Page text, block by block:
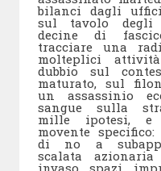
bilanci dagli
sul tavolo degli
decine di
tracciare una
molteplici
dubbio sul
maturato, sul
un assassinio
sangue sulla
mille ipotesi, e
movente
di no a
scalata